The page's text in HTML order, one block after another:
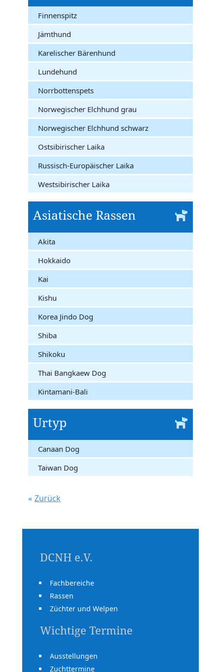
Finnenspitz
Jämthund
Karelischer Bärenhund
Lundehund
Norrbottenspets
Norwegischer Elchhund grau
Norwegischer Elchhund schwarz
Ostsibirischer Laika
Russisch-Europäischer Laika
Westsibirischer Laika
Asiatische Rassen
Akita
Hokkaido
Kai
Kishu
Korea Jindo Dog
Shiba
Shikoku
Thai Bangkaew Dog
Kintamani-Bali
Urtyp
Canaan Dog
Taiwan Dog
Zurück
DCNH e.V.
Fachbereiche
Rassen
Züchter und Welpen
Wichtige Termine
Ausstellungen
Zuchttermine